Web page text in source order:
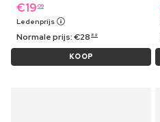
€19 09
Ledenprijs
Normale prijs:€28 89
KOOP